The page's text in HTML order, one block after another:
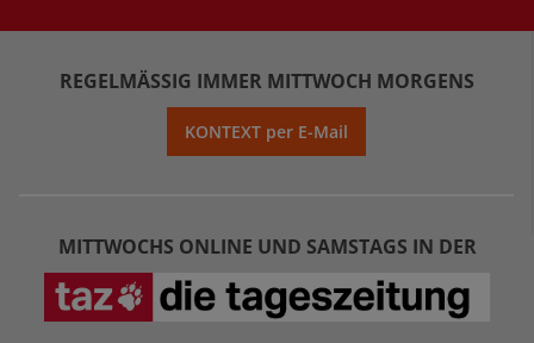
REGELMÄSSIG IMMER MITTWOCH MORGENS
KONTEXT per E-Mail
MITTWOCHS ONLINE UND SAMSTAGS IN DER